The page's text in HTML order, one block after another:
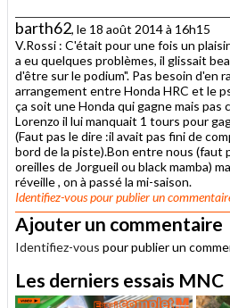
barth62, le 18 août 2014 à 16h15
V.Rossi : C'était pour une fois un
a eu quelques problèmes, il glissait
d'être sur le podium". Pas besoin d'en
arrangement entre Honda HRC et le
ça soit une Honda qui gagne mais pas
Lorenzo il lui manquait 1 tours pour
(Faut pas le dire :il avait pas fini de
bord de la piste).Bon entre nous (faut
oreilles de Jorgueil ou black mamba)
réveille , on à passé la mi-saison.
Identifiez-vouspour publier un
Ajouter un commentaire
Identifiez-vous pour publier un
Les derniers essais MNC